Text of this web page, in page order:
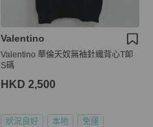
Valentino
Valentino 華倫天奴無袖針織背心T卹
S碼
HKD 2,500
狀況良好 本地 免運